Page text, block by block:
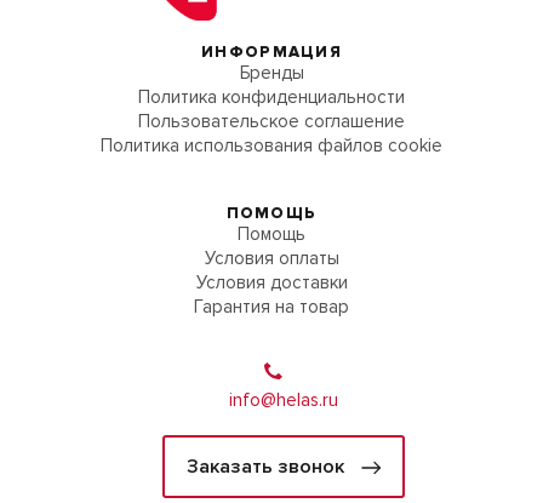
ИНФОРМАЦИЯ
Бренды
Политика конфиденциальности
Пользовательское соглашение
Политика использования файлов cookie
ПОМОЩЬ
Помощь
Условия оплаты
Условия доставки
Гарантия на товар
info@helas.ru
Заказать звонок